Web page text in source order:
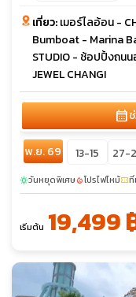
เที่ยว:เมอร์ไลอ้อน -
Bumboat - Marina
STUDIO - ช้อปปิ้งถน
JEWEL CHANGI
calendar_month
พ.ย. 69 13-15 27-
sunnyวันหยุดพิเศษlocal_fire_departmentโปรไฟไหม้confirmation_numberที่
เริ่มต้น 19,499